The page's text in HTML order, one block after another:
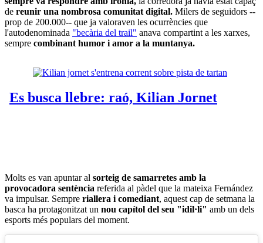
de reunir una nombrosa comunitat digital. Milers de seguidors --
prop de 200.000-- que ja valoraven les ocurrències que
l'autodenominada "becària del trail" anava compartint a les xarxes,
sempre combinant humor i amor a la muntanya.
Molts es van apuntar al sorteig de samarretes amb la
provocadora sentència referida al pàdel que la mateixa Fernández
va impulsar. Sempre riallera i comediant, aquest cap de setmana la
basca ha protagonitzat un nou capítol del seu "idil·li" amb un dels
esports més populars del moment.